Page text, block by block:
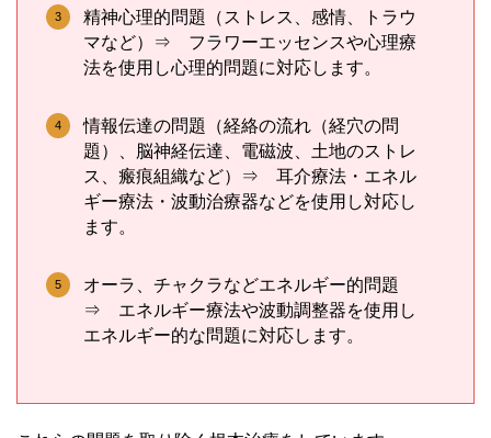
精神心理的問題（ストレス、感情、トラウ
マなど）⇒ フラワーエッセンスや心理療
法を使用し心理的問題に対応します。
情報伝達の問題（経絡の流れ（経穴の問
題）、脳神経伝達、電磁波、土地のストレ
ス、瘢痕組織など）⇒ 耳介療法・エネル
ギー療法・波動治療器などを使用し対応し
ます。
オーラ、チャクラなどエネルギー的問題
⇒ エネルギー療法や波動調整器を使用し
エネルギー的な問題に対応します。